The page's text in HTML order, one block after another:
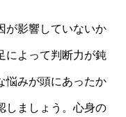
が影響していないか
によって判断力が鈍
悩みが頭にあったか
しましょう。心身の